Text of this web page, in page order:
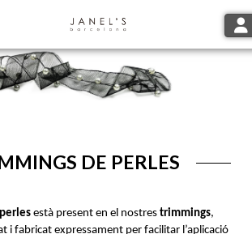
DE PERLES
perles està present en el nostres trimmings,
i fabricat expressament per facilitar l’aplicació